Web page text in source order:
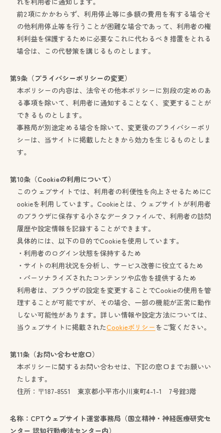
前2項にかかわらず、利用停止等に多額の費用を有する場合そ
の他利用停止等を行うことが困難な場合であって、利用者の権
利利益を保護するために必要なこれに代わるべき措置をとれる
場合は、この代替策を講じるものとします。
第9条（プライバシーポリシーの変更）
本ポリシーの内容は、法令その他本ポリシーに別段の定めのあ
る事項を除いて、利用者に通知することなく、変更することが
できるものとします。
事務局が別途定める場合を除いて、変更後のプライバシーポリ
シーは、当サイトに掲載したときから効力を生じるものとしま
す。
第10条（Cookieの利用について）
このウェブサイトでは、利用者の利便性を向上させるためにC
ookieを利用しています。Cookieとは、ウェブサイトが利用者
のブラウザに保存する小さなデータファイルで、利用者の訪問
履歴や設定情報を記録することができます。
具体的には、以下の目的でCookieを使用しています。
・利用者のログイン状態を保持するため
・サイトの利用状況を分析し、サービス改善に役立てるため
・パーソナライズされたコンテンツや広告を提供するため
利用者は、ブラウザの設定を変更することでCookieの使用を管
理することが可能ですが、その場合、一部の機能が正常に動作
しない可能性があります。詳しい情報や設定方法については、
当ウェブサイトに掲載されたCookieポリシー をご覧ください。
第11条（お問い合わせ窓口）
本ポリシーに関するお問い合わせは、下記の窓口までお願いい
たします。
住所：〒187-8551 東京都小平市小川東町4-1-1 7号館3階
名称：CPTウェブサイト運営事務局（国立精神・神経医療研究セ
ンター 認知行動療法センター内）